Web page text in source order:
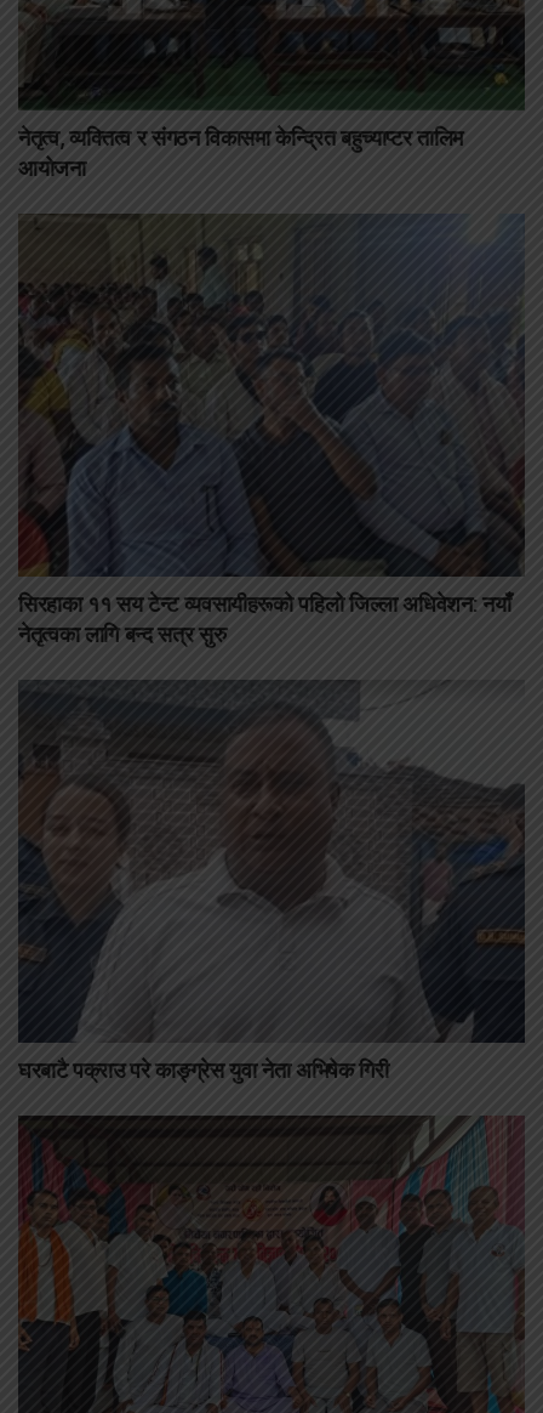
नेतृत्व, व्यक्तित्व र संगठन विकासमा केन्द्रित बहुच्याप्टर तालिम
आयोजना
सिरहाका ११ सय टेन्ट व्यवसायीहरूको पहिलो जिल्ला अधिवेशन: नयाँ
नेतृत्वका लागि बन्द सत्र सुरु
घरबाटै पक्राउ परे काङ्ग्रेस युवा नेता अभिषेक गिरी